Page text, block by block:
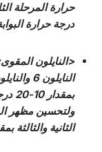
درجة حرارة البوابة
<النايلون
ولتحسين مظهر
الثانية والثالثة بمقدار 10-